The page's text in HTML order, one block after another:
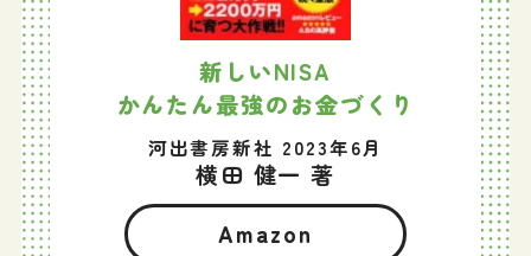
新しいNISA
かんたん最強のお金づくり
河出書房新社 2023年6月
横田 健一 著
Amazon